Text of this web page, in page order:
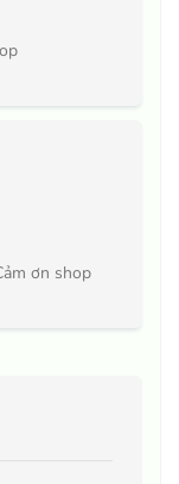
ơn shop